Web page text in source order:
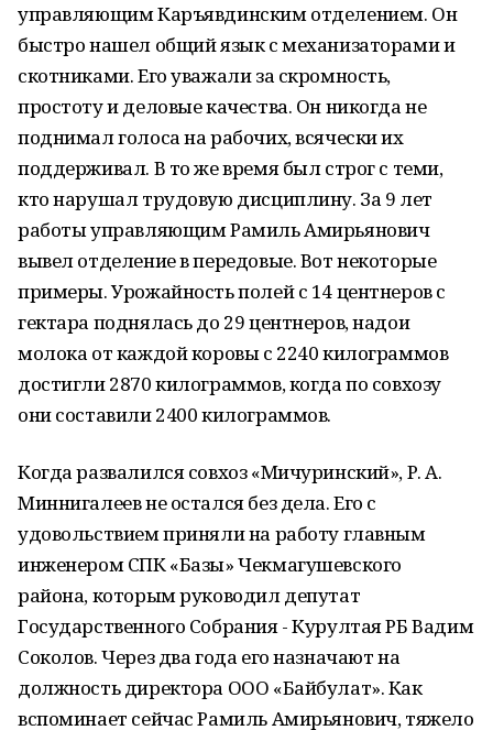
управляющим Каръявдинским отделением. Он
быстро нашел общий язык с механизаторами и
скотниками. Его уважали за скромность,
простоту и деловые качества. Он никогда не
поднимал голоса на рабочих, всячески их
поддерживал. В то же время был строг с теми,
кто нарушал трудовую дисциплину. За 9 лет
работы управляющим Рамиль Амирьянович
вывел отделение в передовые. Вот некоторые
примеры. Урожайность полей с 14 центнеров с
гектара поднялась до 29 центнеров, надои
молока от каждой коровы с 2240 килограммов
достигли 2870 килограммов, когда по совхозу
они составили 2400 килограммов.
Когда развалился совхоз «Мичуринский», Р. А.
Миннигалеев не остался без дела. Его с
удовольствием приняли на работу главным
инженером СПК «Базы» Чекмагушевского
района, которым руководил депутат
Государственного Собрания - Курултая РБ Вадим
Соколов. Через два года его назначают на
должность директора ООО «Байбулат». Как
вспоминает сейчас Рамиль Амирьянович, тяжело